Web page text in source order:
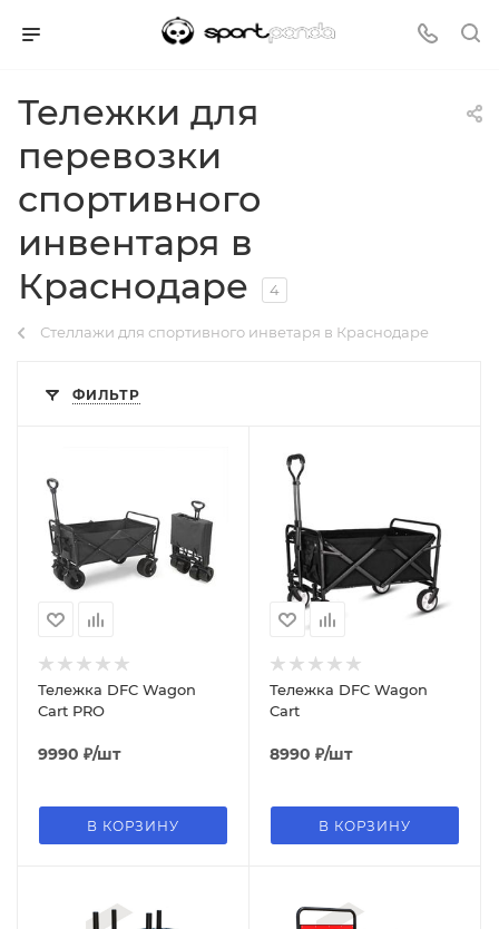
Тележки для
перевозки
спортивного
инвентаря в
Краснодаре
4
Стеллажи для спортивного инветаря в Краснодаре
ФИЛЬТР
Тележка DFC Wagon
Cart PRO
9990 ₽/шт
В КОРЗИНУ
Тележка DFC Wagon
Cart
8990 ₽/шт
В КОРЗИНУ